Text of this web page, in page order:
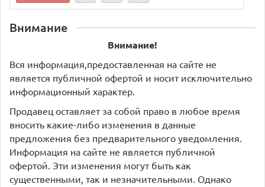
Внимание
Внимание!
Вся информация,предоставленная на сайте не
является публичной офертой и носит исключительно
информационный характер.
Продавец оставляет за собой право в любое время
вносить какие-либо изменения в данные
предложения без предварительного уведомления.
Информация на сайте не является публичной
офертой. Эти изменения могут быть как
существенными, так и незначительными. Однако